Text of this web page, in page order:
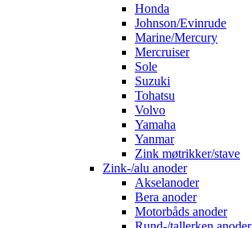
Honda
Johnson/Evinrude
Marine/Mercury
Mercruiser
Sole
Suzuki
Tohatsu
Volvo
Yamaha
Yanmar
Zink møtrikker/stave
Zink-/alu anoder
Akselanoder
Bera anoder
Motorbåds anoder